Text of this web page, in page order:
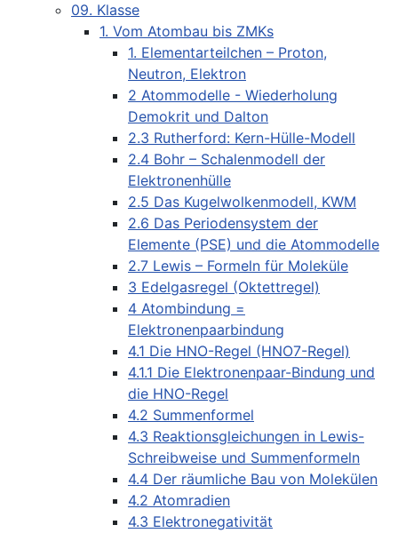
09. Klasse
1. Vom Atombau bis ZMKs
1. Elementarteilchen – Proton,
Neutron, Elektron
2 Atommodelle - Wiederholung
Demokrit und Dalton
2.3 Rutherford: Kern-Hülle-Modell
2.4 Bohr – Schalenmodell der
Elektronenhülle
2.5 Das Kugelwolkenmodell, KWM
2.6 Das Periodensystem der
Elemente (PSE) und die Atommodelle
2.7 Lewis – Formeln für Moleküle
3 Edelgasregel (Oktettregel)
4 Atombindung =
Elektronenpaarbindung
4.1 Die HNO-Regel (HNO7-Regel)
4.1.1 Die Elektronenpaar-Bindung und
die HNO-Regel
4.2 Summenformel
4.3 Reaktionsgleichungen in Lewis-
Schreibweise und Summenformeln
4.4 Der räumliche Bau von Molekülen
4.2 Atomradien
4.3 Elektronegativität